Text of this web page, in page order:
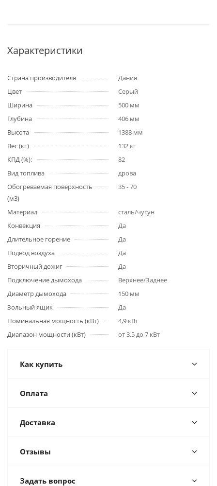
Характеристики
Страна производителя
Дания
Цвет
Серый
Ширина
500 мм
Глубина
406 мм
Высота
1388 мм
Вес (кг)
132 кг
КПД (%):
82
Вид топлива
дрова
Обогреваемая поверхность
(м3)
35 - 70
Материал
сталь/чугун
Конвекция
Да
Длительное горение
Да
Подвод воздуха
Да
Вторичный дожиг
Да
Подключение дымохода
Верхнее/Заднее
Диаметр дымохода
150 мм
Зольный ящик
Да
Номинальная мощность (кВт)
4,9 кВт
Диапазон мощности (кВт)
от 3,5 до 7 кВт
Как купить
Оплата
Доставка
Отзывы
Задать вопрос